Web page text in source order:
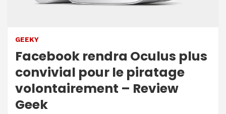
GEEKY
Facebook rendra Oculus plus
convivial pour le piratage
volontairement – ​​Review
Geek